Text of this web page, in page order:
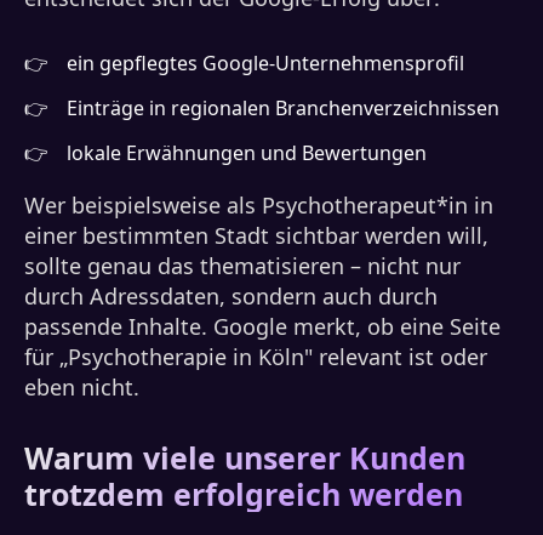
ein gepflegtes Google-Unternehmensprofil
Einträge in regionalen Branchenverzeichnissen
lokale Erwähnungen und Bewertungen
Wer beispielsweise als Psychotherapeut*in in
einer bestimmten Stadt sichtbar werden will,
sollte genau das thematisieren – nicht nur
durch Adressdaten, sondern auch durch
passende Inhalte. Google merkt, ob eine Seite
für „Psychotherapie in Köln" relevant ist oder
eben nicht.
Warum viele unserer Kunden
trotzdem erfolgreich werden